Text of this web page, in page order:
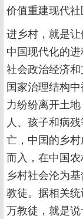
价值重建现代社
进乡村，就是让
中国现代化的
社会政治经济
国家治理结构
力纷纷离开土
人、孩子和病
亡，中国的乡
而入，在中国
乡村社会沦为
教徒。据相关
万教徒，就是